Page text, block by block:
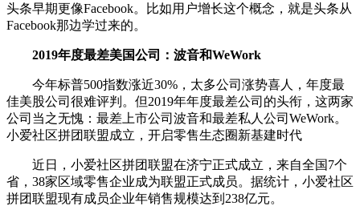
头条早期更像Facebook。比如用户增长这个概念，就是头条从
Facebook那边学过来的。
2019年度最差美国公司：波音和WeWork
今年标普500指数涨近30%，太多公司涨势喜人，年度最
佳美股公司很难评判。但2019年年度最差公司的头衔，这两家
公司当之无愧：最差上市公司波音和最差私人公司WeWork。
小爱社区拼团联盟成立，开启零售生态圈新基建时代
近日，小爱社区拼团联盟在济宁正式成立，来自全国7个
省，38家区域零售企业成为联盟正式成员。据统计，小爱社区
拼团联盟现有成员企业年销售规模达到238亿元。